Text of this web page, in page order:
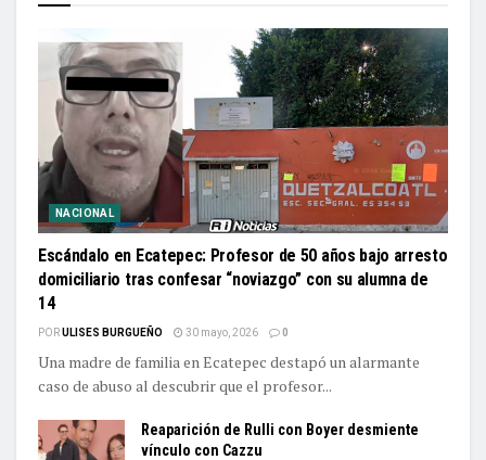
NACIONAL
Escándalo en Ecatepec: Profesor de 50 años bajo arresto
domiciliario tras confesar “noviazgo” con su alumna de
14
PORULISES BURGUEÑO 30 mayo, 2026 0
Una madre de familia en Ecatepec destapó un alarmante
caso de abuso al descubrir que el profesor...
Reaparición de Rulli con Boyer desmiente
vínculo con Cazzu